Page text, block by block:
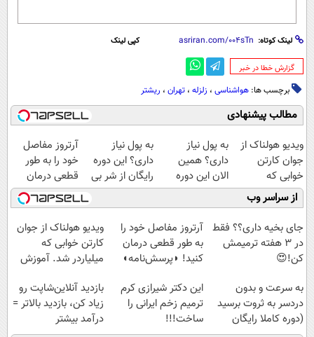
لینک کوتاه: کپی لینک
‌گزارش خطا در خبر
برچسب ها: هواشناسی ، زلزله ، تهران ، ریشتر
مطالب پیشنهادی
ویدیو هولناک از
جوان کارتن
خوابی که
میلیاردر شد.
آموزش رایگان
به پول نیاز
داری؟ همین
الان این دوره
رایگان رو شرکت
کن تا دیر نشده!
به پول نیاز
داری؟ این دوره
رایگان از شر بی
پولی خلاصت
میکنه
آرتروز مفاصل
خود را به طور
قطعی درمان
کنید!
◗پرسش‌نامه◖
از سراسر وب
جای بخیه داری؟؟ فقط
در 3 هفته ترمیمش
کن!😍
آرتروز مفاصل خود را
به طور قطعی درمان
کنید! ◗پرسش‌نامه◖
ویدیو هولناک از جوان
کارتن خوابی که
میلیاردر شد. آموزش
به سرعت و بدون
دردسر به ثروت برسید
(دوره کاملا رایگان
این دکتر شیرازی کرم
ترمیم زخم ایرانی را
ساخت!!!
بازدید آنلاین‌شاپت رو
زیاد کن، بازدید بالاتر =
درآمد بیشتر